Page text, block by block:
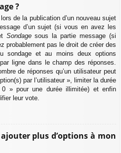
?
de la publication d’un nouveau sujet
d’un sujet (si vous en avez les
Sondagesous la partie message (si
probablement pas le droit de créer des
sondage et au moins deux options
ligne dans le champ des réponses.
de réponses qu’un utilisateur peut
par l’utilisateur », limiter la durée
» pour une durée illimitée) et enfin
leur vote.
plus d’options à mon